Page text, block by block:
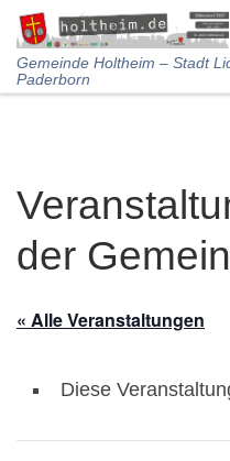
Skip to content
Gemeinde Holtheim – Stadt
Paderborn
der
« Alle Veranstaltungen
Diese